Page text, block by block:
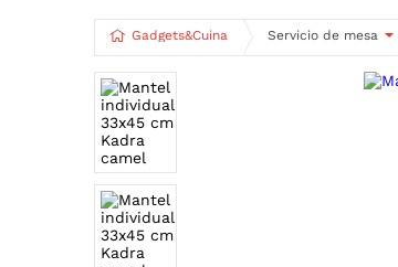
Gadgets&Cuina Servicio de mesa